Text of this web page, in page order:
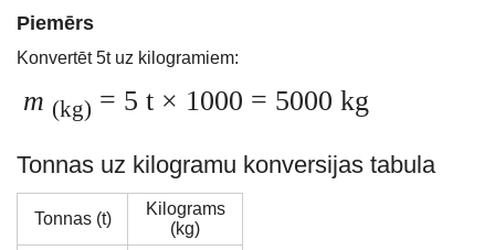
Piemērs
Konvertēt 5t uz kilogramiem:
m (kg) = 5 t × 1000 = 5000 kg
Tonnas uz kilogramu konversijas tabula
Tonnas (t)
Kilograms
(kg)